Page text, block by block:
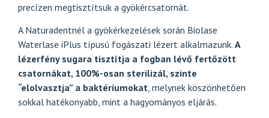
precízen megtisztítsuk a gyökércsatornát.
A Naturadentnél a gyökérkezelések során Biolase
Waterlase iPlus típusú fogászati lézert alkalmazunk. A
lézerfény sugara tisztítja a fogban lévő fertőzött
csatornákat, 100%-osan sterilizál, szinte
“elolvasztja” a baktériumokat, melynek köszönhetően
sokkal hatékonyabb, mint a hagyományos eljárás.